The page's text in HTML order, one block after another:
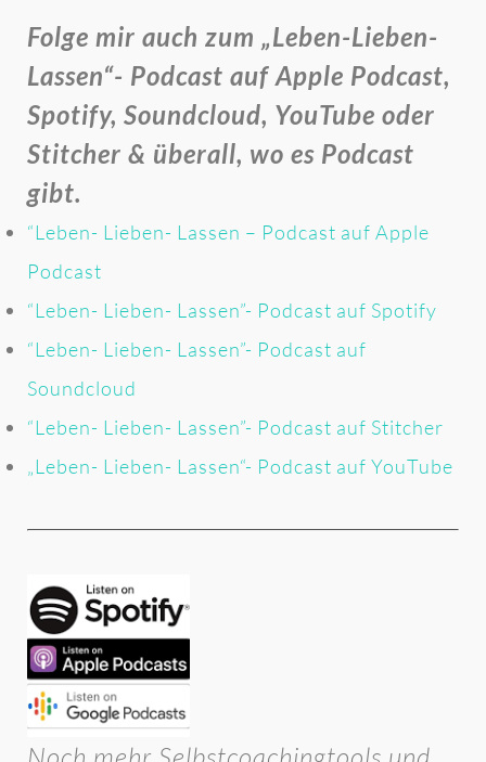
Folge mir auch zum „Leben-Lieben-
Lassen“- Podcast auf Apple Podcast,
Spotify, Soundcloud, YouTube oder
Stitcher & überall, wo es Podcast
gibt.
“Leben- Lieben- Lassen – Podcast auf Apple
Podcast
“Leben- Lieben- Lassen”- Podcast auf Spotify
“Leben- Lieben- Lassen”- Podcast auf
Soundcloud
“Leben- Lieben- Lassen”- Podcast auf Stitcher
„Leben- Lieben- Lassen“- Podcast auf YouTube